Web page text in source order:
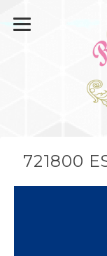
721800